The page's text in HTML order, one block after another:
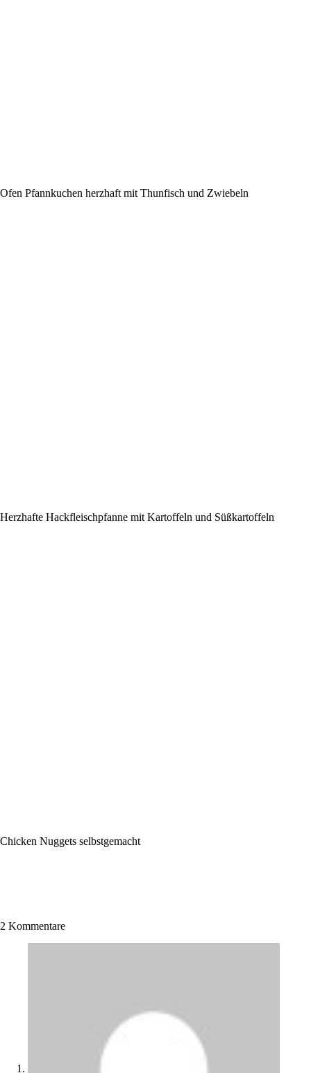
Ofen Pfannkuchen herzhaft mit Thunfisch und Zwiebeln
Herzhafte Hackfleischpfanne mit Kartoffeln und Süßkartoffeln
Chicken Nuggets selbstgemacht
2 Kommentare